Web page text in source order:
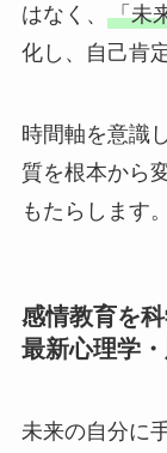
はなく、 「未
化し、自己肯
時間軸を意識
質を根本から
もたらします。
感情教育を
最新心理学
未来の自分に